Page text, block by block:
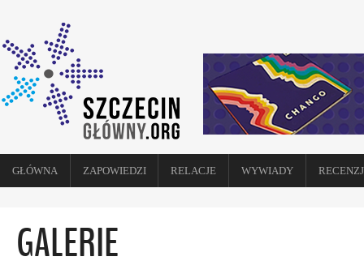
GŁÓWNA ZAPOWIEDZI RELACJE WYWIADY
GALERIE